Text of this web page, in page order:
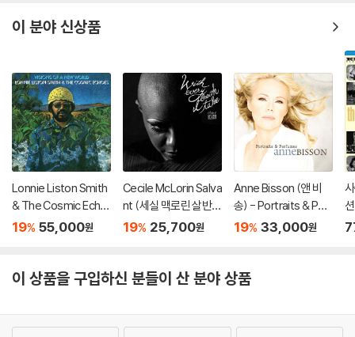
이 분야 신상품
Lonnie Liston Smith
& The Cosmic Echo
es (로니 리스턴 스미
w World [LP]
19% 55,000원
Cecile McLorin Salva
nt (세실 맥로린 살반
트) - With Every Bre
19% 25,700원
Anne Bisson (앤 비
송) - Portraits & Perf
umes
19% 33,000원
이 상품을 구입하신 분들이 산 분야 상품